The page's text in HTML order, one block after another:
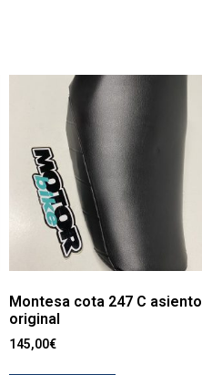
Montesa cota 247 C asiento
original
145,00€